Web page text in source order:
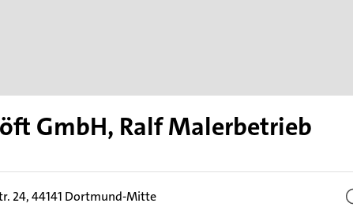
GmbH, Ralf Malerbetrieb
24,44141 Dortmund-Mitte